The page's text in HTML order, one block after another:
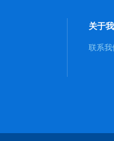
关于
联系我